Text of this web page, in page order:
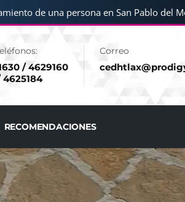
de una persona en San Pablo del Monte
/ 4629160
Correo
RECOMENDACIONES